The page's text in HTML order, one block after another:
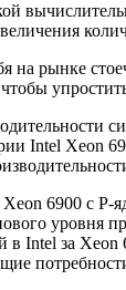
на рынке
Intel Xeon
6900 с
уровня
Intel за